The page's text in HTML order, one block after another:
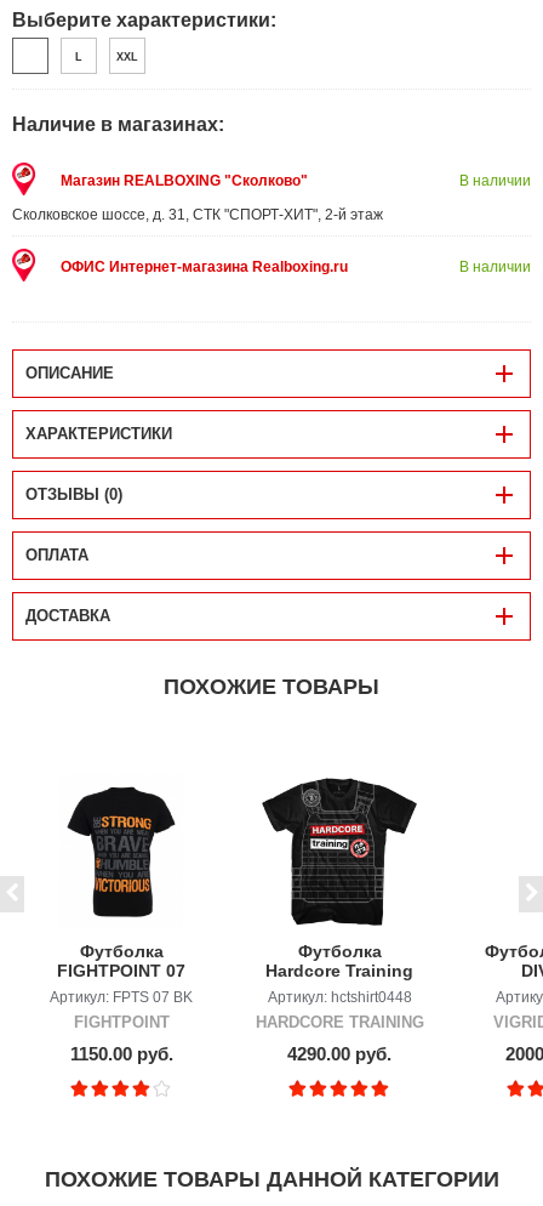
Выберите характеристики:
L XXL
Наличие в магазинах:
Магазин REALBOXING "Сколково"
Сколковское шоссе, д. 31, СТК "СПОРТ-ХИТ", 2-й этаж
В наличии
ОФИС Интернет-магазина Realboxing.ru В наличии
ОПИСАНИЕ
ХАРАКТЕРИСТИКИ
ОТЗЫВЫ (0)
ОПЛАТА
ДОСТАВКА
ПОХОЖИЕ ТОВАРЫ
Футболка
FIGHTPOINT 07
BK BE Strong
Артикул: FPTS 07 BK
FIGHTPOINT
1150.00 руб.
Футболка
Hardcore Training
WEIGHTED VEST
BLACK
Артикул: hctshirt0448
HARDCORE TRAINING
4290.00 руб.
ПОХОЖИЕ ТОВАРЫ ДАННОЙ КАТЕГОРИИ